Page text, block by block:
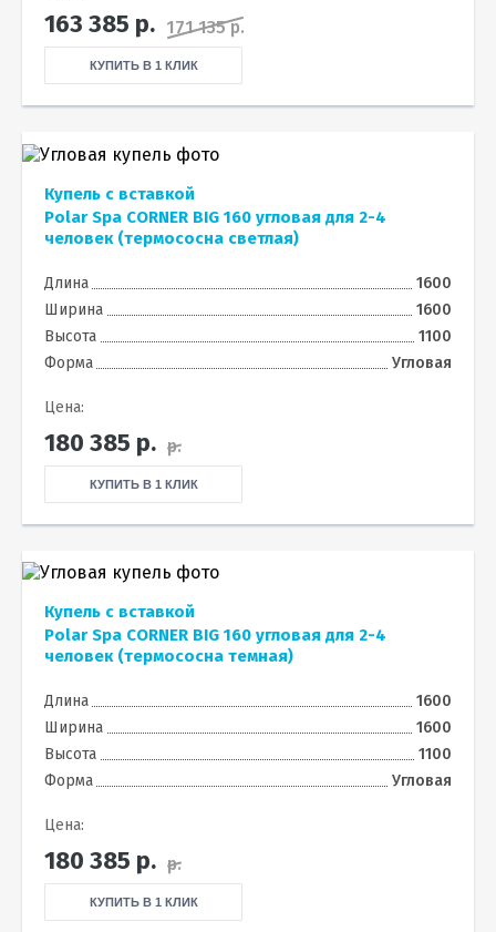
163 385 р. 171 135 р.
КУПИТЬ В 1 КЛИК
Купель с вставкой
Polar Spa CORNER BIG 160 угловая для 2-4
человек (термососна светлая)
Длина
1600
Ширина
1600
Высота
1100
Форма
Угловая
Цена:
180 385 р. р.
КУПИТЬ В 1 КЛИК
Купель с вставкой
Polar Spa CORNER BIG 160 угловая для 2-4
человек (термососна темная)
Длина
1600
Ширина
1600
Высота
1100
Форма
Угловая
Цена:
180 385 р. р.
КУПИТЬ В 1 КЛИК